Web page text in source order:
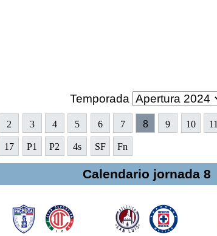
Temporada
2 3 4 5 6 7 8 9 10 11
17 P1 P2 4s SF Fn
Calendario jornada 8